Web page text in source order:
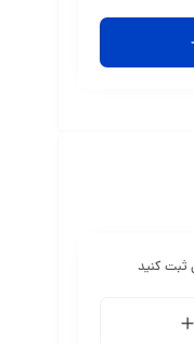
ثبت کنید